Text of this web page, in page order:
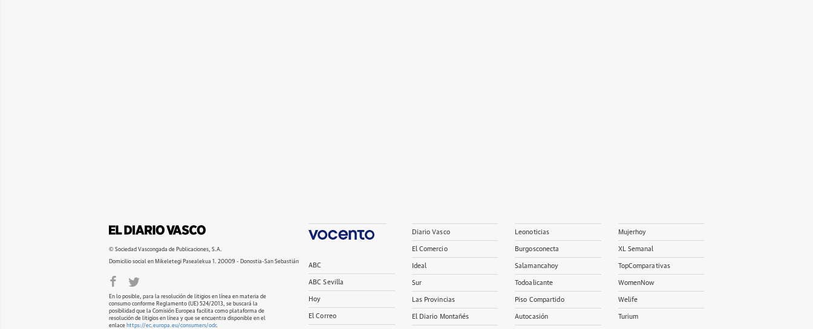
© Sociedad Vascongada de Publicaciones, S.A.
Domicilio social en Mikeletegi Pasealekua 1. 20009 - Donostia-San Sebastián
En lo posible, para la resolución de litigios en línea en materia de
consumo conforme Reglamento (UE) 524/2013, se buscará la
posibilidad que la Comisión Europea facilita como plataforma de
resolución de litigios en línea y que se encuentra disponible en el
enlace https://ec.europa.eu/consumers/odr.
ABC
ABC Sevilla
Hoy
El Correo
Diario Vasco
El Comercio
Ideal
Sur
Las Provincias
El Diario Montañés
Leonoticias
Burgosconecta
Salamancahoy
Todoalicante
Piso Compartido
Autocasión
Mujerhoy
XL Semanal
TopComparativas
WomenNow
Welife
Turium